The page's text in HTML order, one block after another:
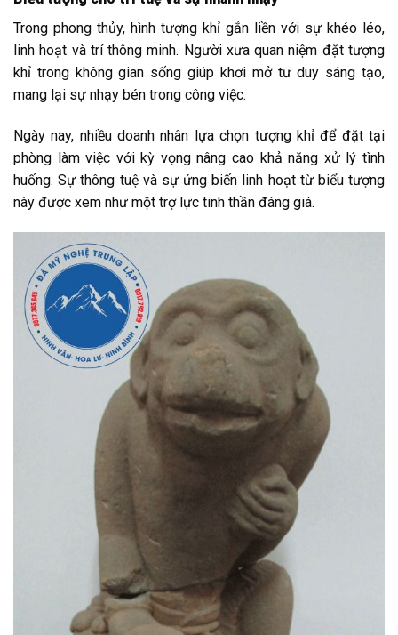
Trong phong thủy, hình tượng khỉ gắn liền với sự khéo léo,
linh hoạt và trí thông minh. Người xưa quan niệm đặt tượng
khỉ trong không gian sống giúp khơi mở tư duy sáng tạo,
mang lại sự nhạy bén trong công việc.
Ngày nay, nhiều doanh nhân lựa chọn tượng khỉ để đặt tại
phòng làm việc với kỳ vọng nâng cao khả năng xử lý tình
huống. Sự thông tuệ và sự ứng biến linh hoạt từ biểu tượng
này được xem như một trợ lực tinh thần đáng giá.